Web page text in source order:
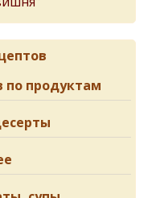
по продуктам